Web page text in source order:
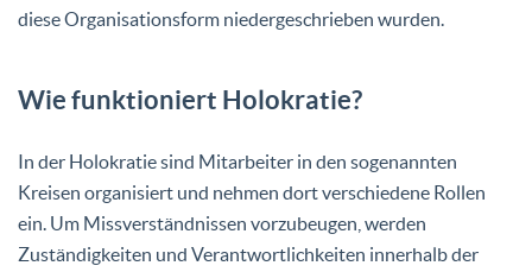
diese Organisationsform niedergeschrieben wurden.
Wie funktioniert Holokratie?
In der Holokratie sind Mitarbeiter in den sogenannten
Kreisen organisiert und nehmen dort verschiedene Rollen
ein. Um Missverständnissen vorzubeugen, werden
Zuständigkeiten und Verantwortlichkeiten innerhalb der